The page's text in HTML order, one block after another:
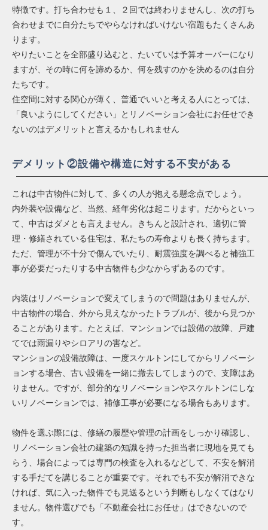
特徴です。打ち合わせも１、２回では終わりませんし、次の打ち
合わせまでに自分たちでやらなければいけない宿題もたくさんあ
ります。
やりたいことを全部盛り込むと、たいていは予算オーバーになり
ますが、その時に何を諦めるか、何を残すのかを決めるのは自分
たちです。
住空間に対する関心が薄く、普通でいいと考える人にとっては、
「良いようにしてください」とリノベーション会社にお任せでき
ないのはデメリットと言えるかもしれません
デメリット②設備や構造に対する不安がある
これは中古物件に対して、多くの人が抱える懸念点でしょう。
内外装や設備など、当然、経年劣化は起こります。だからといっ
て、中古はダメとも言えません。きちんと設計され、適切に管
理・修繕されている住宅は、私たちの寿命よりも長く持ちます。
ただ、管理が不十分で傷んでいたり、耐震強度を調べると補強工
事が必要だったりする中古物件も少なからずあるのです。
内装はリノベーションで変えてしまうので問題はありませんが、
中古物件の場合、外から見えなかったトラブルが、後から見つか
ることがあります。たとえば、マンションでは設備の故障、戸建
てでは雨漏りやシロアリの害など。
マンションの設備故障は、一度スケルトンにしてからリノベーシ
ョンする場合、古い設備を一緒に撤去してしまうので、支障はあ
りません。ですが、部分的なリノベーションやスケルトンにしな
いリノベーションでは、補修工事が必要になる場合もあります。
物件を選ぶ際には、修繕の履歴や管理の計画をしっかり確認し、
リノベーション会社の建築の知識を持った担当者に現地を見ても
らう、場合によっては専門の検査を入れるなどして、不安を解消
する手だてを講じることが重要です。それでも不安が解消できな
ければ、気に入った物件でも見送るという判断もしなくてはなり
ません。物件選びでも「不動産会社にお任せ」はできないので
す。